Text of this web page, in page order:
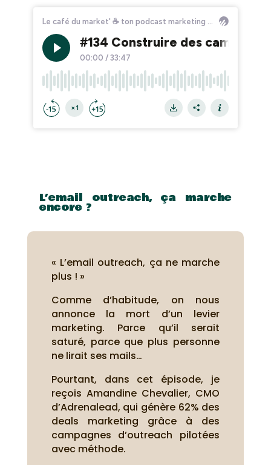
L’email outreach, ça marche
encore ?
« L’email outreach, ça ne marche
plus ! »
Comme d’habitude, on nous
annonce la mort d’un levier
marketing. Parce qu’il serait
saturé, parce que plus personne
ne lirait ses mails…
Pourtant, dans cet épisode, je
reçois Amandine Chevalier, CMO
d’Adrenalead, qui génère 62% des
deals marketing grâce à des
campagnes d’outreach pilotées
avec méthode.